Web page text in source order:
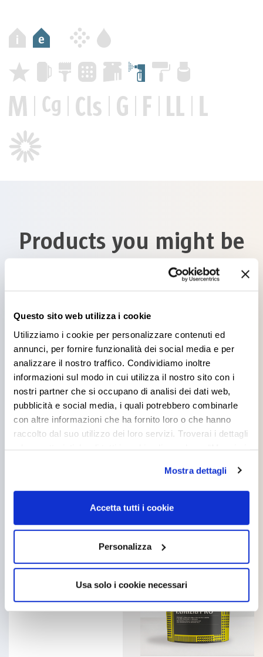
Questo sito web utilizza i cookie
Utilizziamo i cookie per personalizzare contenuti ed
annunci, per fornire funzionalità dei social media e per
analizzare il nostro traffico. Condividiamo inoltre
informazioni sul modo in cui utilizza il nostro sito con i
nostri partner che si occupano di analisi dei dati web,
pubblicità e social media, i quali potrebbero combinarle
con altre informazioni che ha fornito loro o che hanno
raccolto dal suo utilizzo dei loro servizi. Troverai i dettagli
cookie accettare. Per ulteriori informazioni consulta
lacookie policy.
Mostra dettagli
Accetta tutti i cookie
Personalizza
Usa solo i cookie necessari
Products you might be
interested in
TRAFFIC PAINT
SOLVENTE
RIFRANGENTE
TITANTEX GRIP
TITANTEX GUAINA